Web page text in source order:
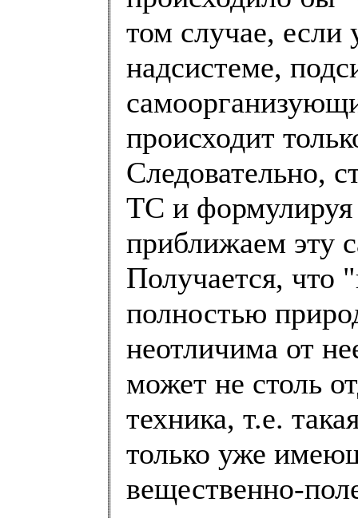
том случае,
надсистеме,
происходит
Следовательно,
ТС и
приближаем эту
Получается, что
полностью
неотличима от
может не столь
техника, т.е.
только уже
вещественно-